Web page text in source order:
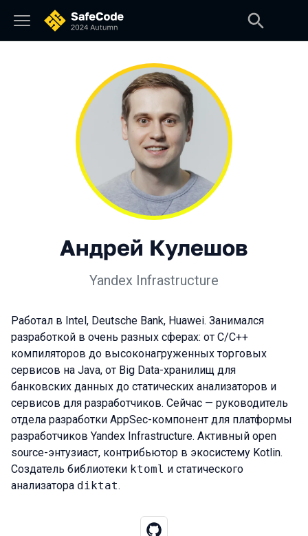
Андрей Кулешов
Yandex Infrastructure
Работал в Intel, Deutsche Bank, Huawei. Занимался
разработкой в очень разных сферах: от C/C++
компиляторов до высоконагруженных торговых
сервисов на Java, от Big Data-хранилищ для
банковских данных до статических анализаторов и
сервисов для разработчиков. Сейчас — руководитель
отдела разработки AppSec-компонент для платформы
разработчиков Yandex Infrastructure. Активный open
source-энтузиаст, контрибьютор в экосистему Kotlin.
Создатель библиотеки ktoml и статического
анализатора diktat.